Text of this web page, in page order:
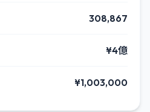
308,867
¥4億
¥1,003,000